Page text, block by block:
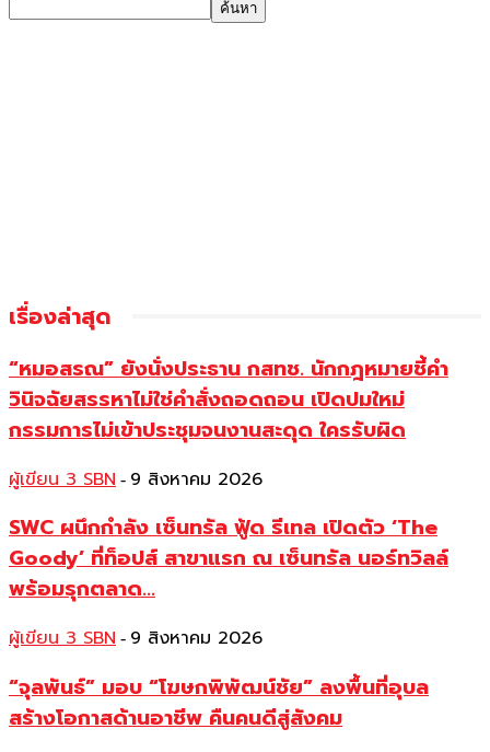
เรื่องล่าสุด
“หมอสรณ” ยังนั่งประธาน กสทช. นักกฎหมายชี้คำ
วินิจฉัยสรรหาไม่ใช่คำสั่งถอดถอน เปิดปมใหม่
กรรมการไม่เข้าประชุมจนงานสะดุด ใครรับผิด
ผู้เขียน 3 SBN - 9 สิงหาคม 2026
SWC ผนึกกำลัง เซ็นทรัล ฟู้ด รีเทล เปิดตัว ‘The
Goody’ ที่ท็อปส์ สาขาแรก ณ เซ็นทรัล นอร์ทวิลล์
พร้อมรุกตลาด...
ผู้เขียน 3 SBN - 9 สิงหาคม 2026
“จุลพันธ์” มอบ “โฆษกพิพัฒน์ชัย” ลงพื้นที่อุบล
สร้างโอกาสด้านอาชีพ คืนคนดีสู่สังคม